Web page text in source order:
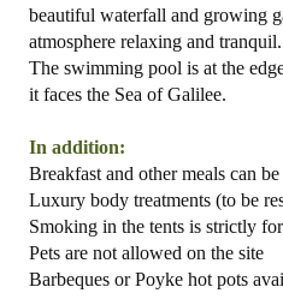
beautiful waterfall and growing
atmosphere relaxing and tranquil.
The swimming pool is at the
it faces the Sea of Galilee.
In addition:
Breakfast and other meals can
Luxury body treatments (to be
Smoking in the tents is strictly
Pets are not allowed on the site
Barbeques or Poyke hot pots